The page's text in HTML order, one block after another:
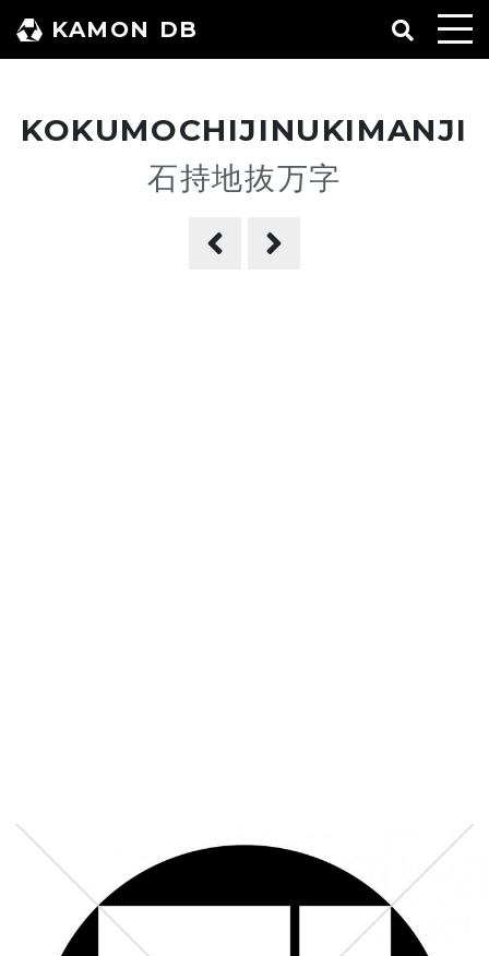
ン
KAMON DB
KOKUMOCHIJINUKIMANJI
石持地抜万字